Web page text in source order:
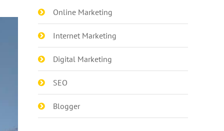
Online Marketing
Internet Marketing
Digital Marketing
SEO
Blogger